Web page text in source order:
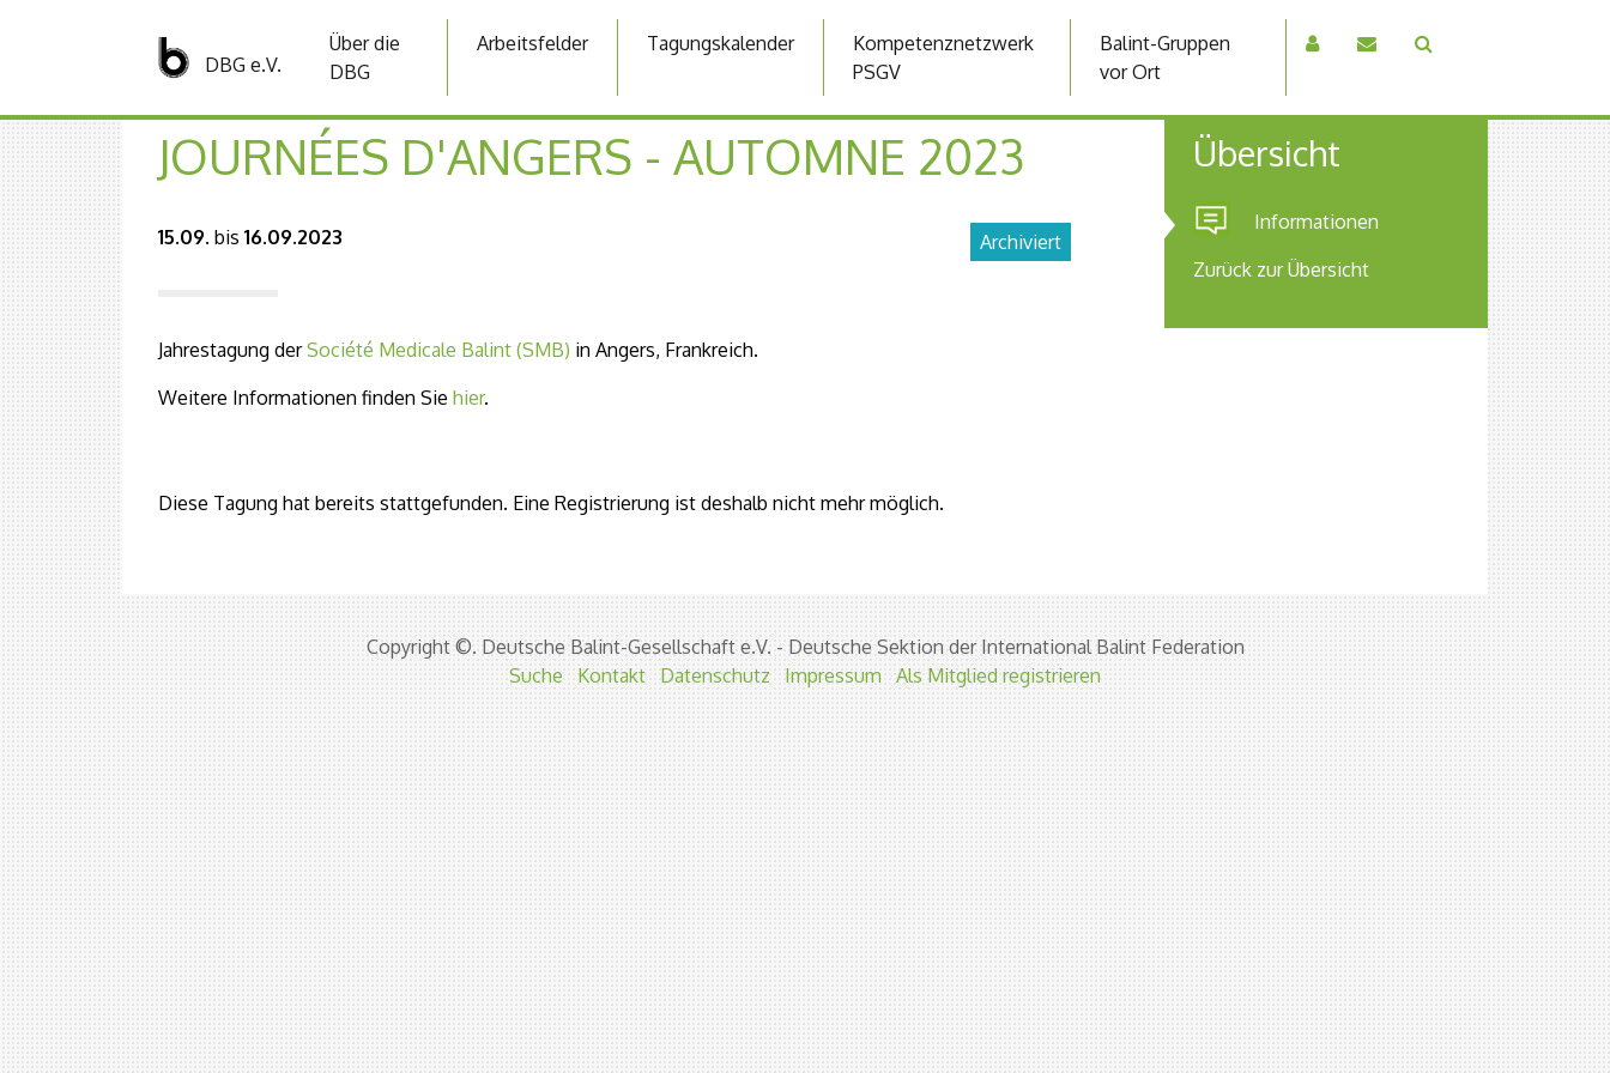
DBG e.V.
Über die
DBG
Arbeitsfelder Tagungskalender
Kompetenznetzwerk
PSGV
Balint-Gruppen
vor Ort
Übersicht
Informationen
Zurück zur Übersicht
JOURNÉES D'ANGERS - AUTOMNE 2023
Archiviert
15.09. bis 16.09.2023
Jahrestagung derSociété Medicale Balint (SMB) in Angers, Frankreich.
Weitere Informationen finden Sie hier.
Diese Tagung hat bereits stattgefunden. Eine Registrierung ist deshalb nicht mehr möglich.
Copyright ©. Deutsche Balint-Gesellschaft e.V. - Deutsche Sektion der International Balint Federation
Suche
Kontakt Datenschutz Impressum Als Mitglied registrieren